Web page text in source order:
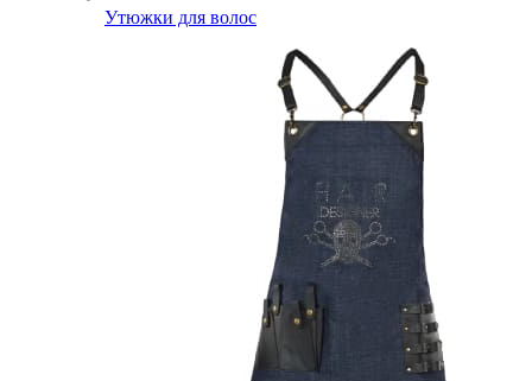
Утюжки для волос